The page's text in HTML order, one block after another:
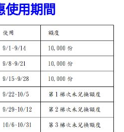
使用期間